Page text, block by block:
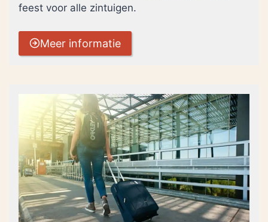
feest voor alle zintuigen.
Meer informatie